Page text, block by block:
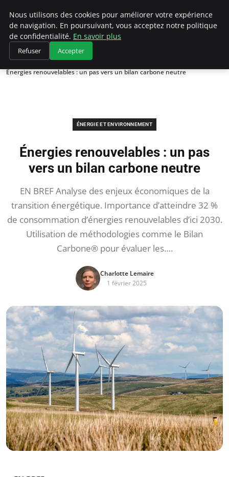
Climategatecountryclub.com
Accueil
Énergie et environnement
Énergies renouvelables : un pas vers un bilan carbone neutre
ÉNERGIE ET ENVIRONNEMENT
Énergies renouvelables : un pas
vers un bilan carbone neutre
EN BREF Analyse des enjeux économiques de la
transition énergétique. Importance d’atteindre 32 %
de consommation d’énergies renouvelables d’ici 2030.
Utilisation de méthodologies comme le Bilan
Carbone® pour évaluer les….
Charlotte Lemaire
1 février 2025
Nous utilisons des cookies pour améliorer votre expérience
de navigation. En poursuivant, vous acceptez notre politique
de confidentialité. En savoir plus
Refuser Accepter